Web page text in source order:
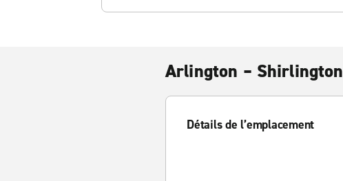
Arlington – Shirlington
Détails de l’emplacement